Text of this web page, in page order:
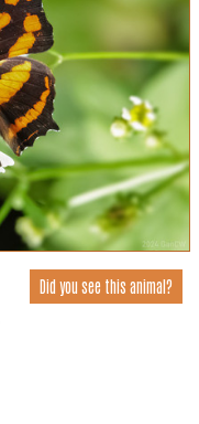
Did you see this animal?